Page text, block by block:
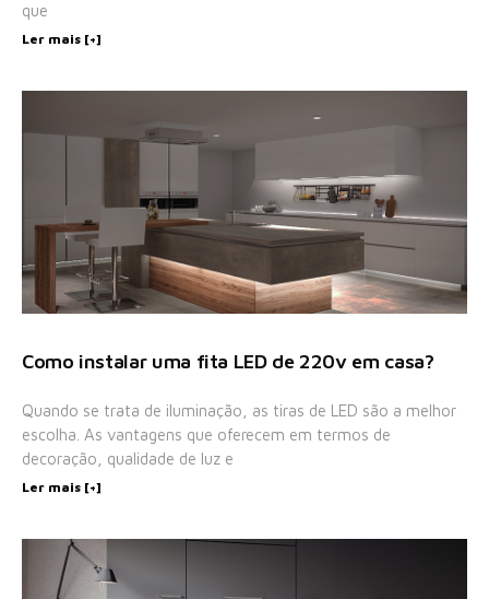
que
Ler mais [+]
Como instalar uma fita LED de 220v em casa?
Quando se trata de iluminação, as tiras de LED são a melhor
escolha. As vantagens que oferecem em termos de
decoração, qualidade de luz e
Ler mais [+]